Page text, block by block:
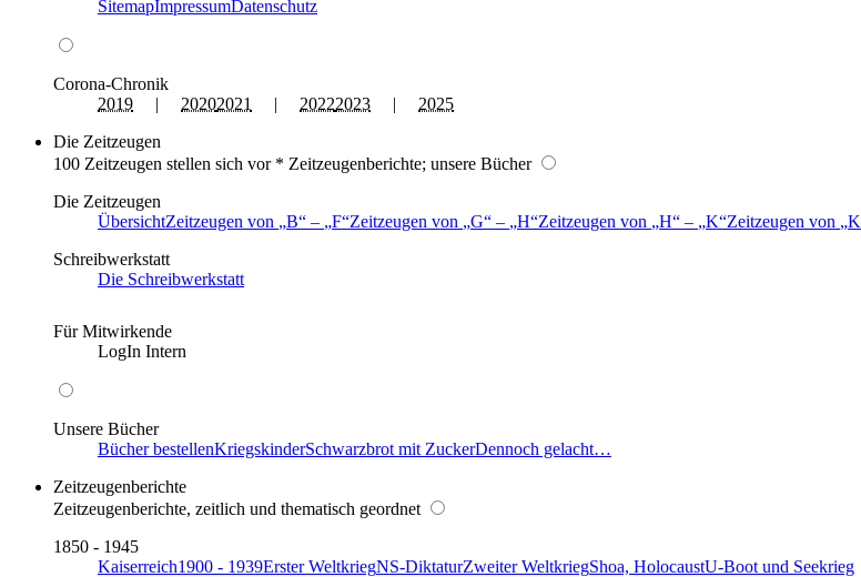
SitemapImpressumDatenschutz
Corona-Chronik
2019 | 20202021 | 20222023 | 2025
Die Zeitzeugen
100 Zeitzeugen stellen sich vor * Zeitzeugenberichte; unsere Bücher
Die Zeitzeugen
ÜbersichtZeitzeugen von B – F Zeitzeugen von G – H Zeitzeugen von H – K Zeitzeugen von K
Schreibwerkstatt
Die Schreibwerkstatt
Für Mitwirkende
LogIn Intern
Unsere Bücher
Bücher bestellenKriegskinderSchwarzbrot mit ZuckerDennoch gelacht…
Zeitzeugenberichte
Zeitzeugenberichte, zeitlich und thematisch geordnet
1850 - 1945
Kaiserreich1900 - 1939Erster WeltkriegNS-DiktaturZweiter WeltkriegShoa, HolocaustU-Boot und Seekrieg